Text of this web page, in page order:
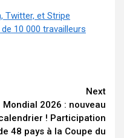
Twitter, et Stripe
10 000 travailleurs
Next
Mondial 2026 : nouveau
! Participation
48 pays à la Coupe du